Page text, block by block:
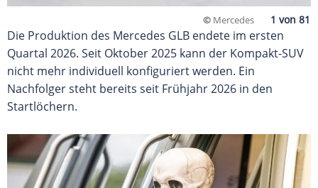
© Mercedes
Die Produktion des Mercedes GLB endete im ersten
Quartal 2026. Seit Oktober 2025 kann der Kompakt-SUV
nicht mehr individuell konfiguriert werden. Ein
Nachfolger steht bereits seit Frühjahr 2026 in den
Startlöchern.